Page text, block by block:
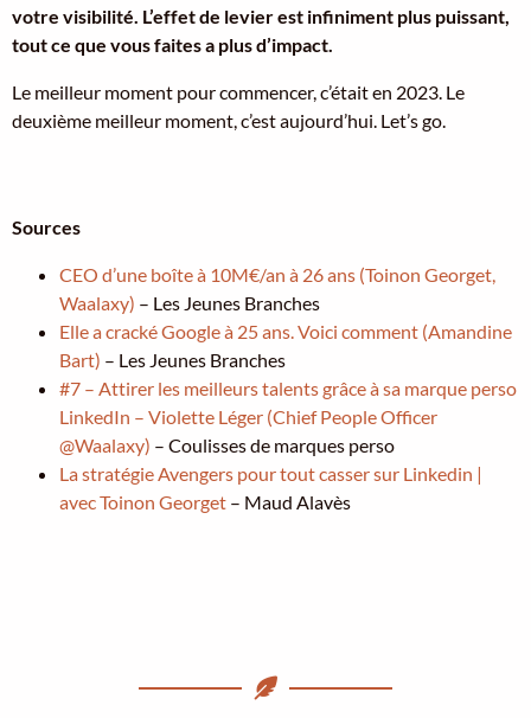
votre visibilité. L’effet de levier est infiniment plus puissant,
tout ce que vous faites a plus d’impact.
Le meilleur moment pour commencer, c’était en 2023. Le
deuxième meilleur moment, c’est aujourd’hui. Let’s go.
Sources
CEO d’une boîte à 10M€/an à 26 ans (Toinon Georget,
Waalaxy) – Les Jeunes Branches
Elle a cracké Google à 25 ans. Voici comment (Amandine
Bart) – Les Jeunes Branches
#7 – Attirer les meilleurs talents grâce à sa marque perso
LinkedIn – Violette Léger (Chief People Officer
@Waalaxy) – Coulisses de marques perso
La stratégie Avengers pour tout casser sur Linkedin |
avec Toinon Georget – Maud Alavès